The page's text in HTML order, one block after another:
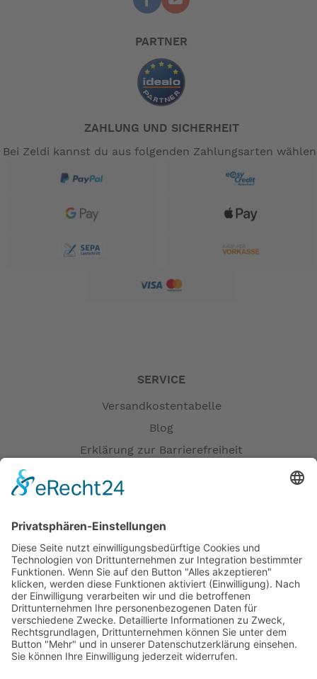
PARTNER
ZAHLUNG UND SICHERHEIT
Bei Zeldi kannst du aus folgenden Zahlungsarten
SERVICE
Versandkostentabelle
Blog
Erklärung zur Barrierefreiheit
Öffnungszeiten
Verfügbarkeit
Größenrechner (Umlaufmaß)
Datenschutz
Fernabsatz